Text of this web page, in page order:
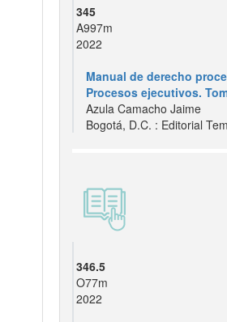
345
A997m
2022
Manual de derecho
Procesos ejecutivos.
Azula Camacho Jaime
Bogotá, D.C. : Editorial
346.5
O77m
2022